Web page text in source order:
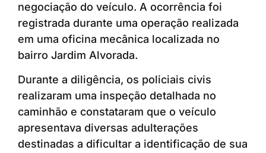
negociação do veículo. A ocorrência foi
registrada durante uma operação realizada
em uma oficina mecânica localizada no
bairro Jardim Alvorada.
Durante a diligência, os policiais civis
realizaram uma inspeção detalhada no
caminhão e constataram que o veículo
apresentava diversas adulterações
destinadas a dificultar a identificação de sua